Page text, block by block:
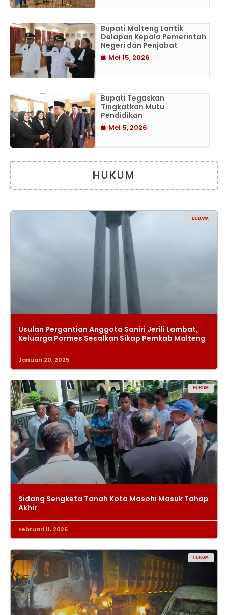
Bupati Malteng Lantik
Delapan Kepala Pemerintah
Negeri dan Penjabat
Mei 15, 2026
Bupati Tegaskan
Tingkatkan Mutu
Pendidikan
Mei 5, 2026
HUKUM
BUDAYA
Usulan Pergantian Anggota Saniri Jerili Lambat,
Keluarga Pormes Sesalkan Sikap Pemkab Malteng
Januari 20, 2025
HUKUM
Sidang Sengketa Tanah Kota Masohi Masuk Tahap
Akhir
Februari 11, 2025
HUKUM